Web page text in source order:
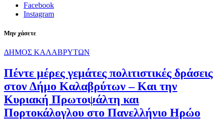
Facebook
Instagram
Μην χάσετε
ΔΗΜΟΣ ΚΑΛΑΒΡΥΤΩΝ
Πέντε μέρες γεμάτες πολιτιστικές δράσεις
στον Δήμο Καλαβρύτων – Και την
Κυριακή Πρωτοψάλτη και
Πορτοκάλογλου στο Πανελλήνιο Ηρώο